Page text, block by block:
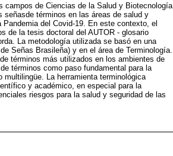
campos de Ciencias de la Salud y Biotecnología.
términos en las áreas de salud y
del Covid-19. En este contexto, el
de la tesis doctoral del AUTOR - glosario
La metodología utilizada se basó en una
Señas Brasileña) y en el área de Terminología.
términos más utilizados en los ambientes de
términos como paso fundamental para la
La herramienta terminológica
y académico, en especial para la
riesgos para la salud y seguridad de las